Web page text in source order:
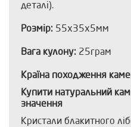
деталі).
Розмір: 55х35х5мм
Вага кулону: 25грам
Країна походження
Купити натуральний
значення
Кристали блакитного